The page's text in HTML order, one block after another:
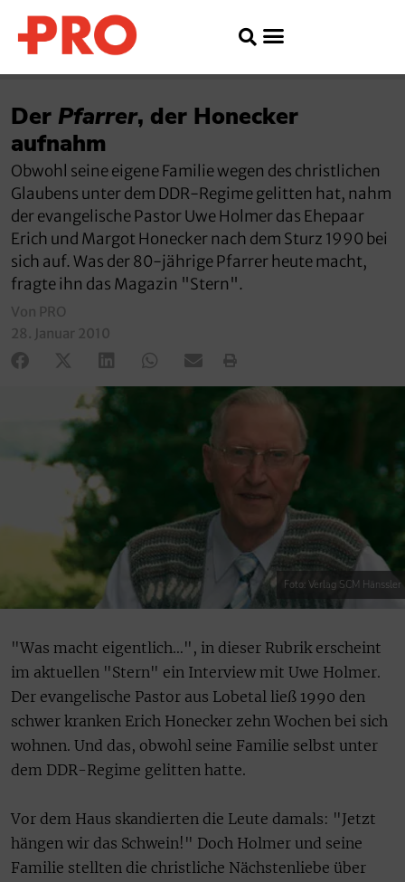
Der Pfarrer, der Honecker
aufnahm
Obwohl seine eigene Familie wegen des christlichen
Glaubens unter dem DDR-Regime gelitten hat, nahm
der evangelische Pastor Uwe Holmer das Ehepaar
Erich und Margot Honecker nach dem Sturz 1990 bei
sich auf. Was der 80-jährige Pfarrer heute macht,
fragte ihn das Magazin "Stern".
Von PRO
28. Januar 2010
Foto: Verlag SCM Hänssler
"Was macht eigentlich…", in dieser Rubrik erscheint
im aktuellen "Stern" ein Interview mit Uwe Holmer.
Der evangelische Pastor aus Lobetal ließ 1990 den
schwer kranken Erich Honecker zehn Wochen bei sich
wohnen. Und das, obwohl seine Familie selbst unter
dem DDR-Regime gelitten hatte.
Vor dem Haus skandierten die Leute damals: "Jetzt
hängen wir das Schwein!" Doch Holmer und seine
Familie stellten die christliche Nächstenliebe über